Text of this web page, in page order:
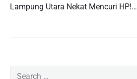
Lampung Utara Nekat Mencuri HP!…